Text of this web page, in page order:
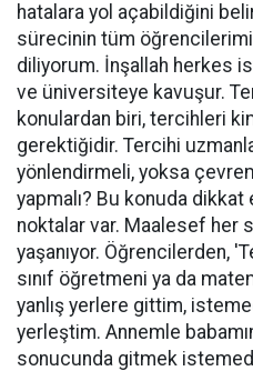
hatalara yol açabildiğini
sürecinin tüm
diliyorum. İnşallah herkes
ve üniversiteye kavuşur.
konulardan biri, tercihleri
gerektiğidir. Tercihi
yönlendirmeli, yoksa
yapmalı? Bu konuda
noktalar var. Maalesef her
yaşanıyor. Öğrencilerden,
sınıf öğretmeni ya da
yanlış yerlere gittim,
yerleştim. Annemle
sonucunda gitmek